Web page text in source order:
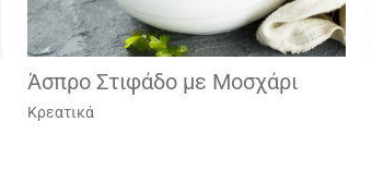
Άσπρο Στιφάδο με Μοσχάρι
Κρεατικά